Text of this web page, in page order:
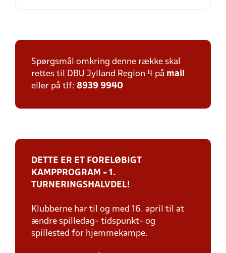
Spørgsmål omkring denne række skal
rettes til DBU Jylland Region 4 på mail
eller på tlf: 8939 9940
DETTE ER ET FORELØBIGT
KAMPPROGRAM - 1.
TURNERINGSHALVDEL!
Klubberne har til og med 16. april til at
ændre spilledag- tidspunkt- og
spillested for hjemmekampe.